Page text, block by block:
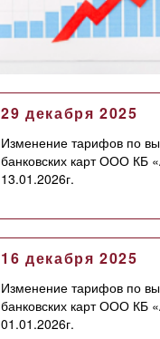
29 декабря 2025
Изменение тарифов по
банковских карт ООО КБ
13.01.2026г.
16 декабря 2025
Изменение тарифов по
банковских карт ООО КБ
01.01.2026г.